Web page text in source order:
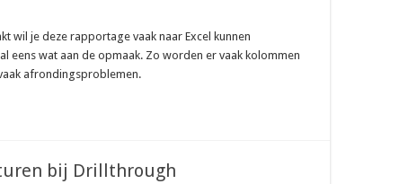
wil je deze rapportage vaak naar Excel kunnen
eens wat aan de opmaak. Zo worden er vaak kolommen
afrondingsproblemen.
bij Drillthrough